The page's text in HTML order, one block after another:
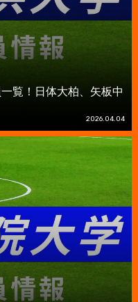
覧！日体大柏、矢板中
2026.04.04